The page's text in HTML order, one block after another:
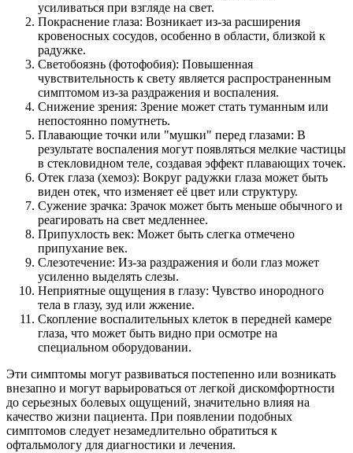
усиливаться при взгляде на свет.
Покраснение глаза: Возникает из-за расширения
кровеносных сосудов, особенно в области, близкой к
радужке.
Светобоязнь (фотофобия): Повышенная
чувствительность к свету является распространенным
симптомом из-за раздражения и воспаления.
Снижение зрения: Зрение может стать туманным или
непостоянно помутнеть.
Плавающие точки или "мушки" перед глазами: В
результате воспаления могут появляться мелкие частицы
в стекловидном теле, создавая эффект плавающих точек.
Отек глаза (хемоз): Вокруг радужки глаза может быть
виден отек, что изменяет её цвет или структуру.
Сужение зрачка: Зрачок может быть меньше обычного и
реагировать на свет медленнее.
Припухлость век: Может быть слегка отмечено
припухание век.
Слезотечение: Из-за раздражения и боли глаз может
усиленно выделять слезы.
Неприятные ощущения в глазу: Чувство инородного
тела в глазу, зуд или жжение.
Скопление воспалительных клеток в передней камере
глаза, что может быть видно при осмотре на
специальном оборудовании.
Эти симптомы могут развиваться постепенно или возникать
внезапно и могут варьироваться от легкой дискомфортности
до серьезных болевых ощущений, значительно влияя на
качество жизни пациента. При появлении подобных
симптомов следует незамедлительно обратиться к
офтальмологу для диагностики и лечения.